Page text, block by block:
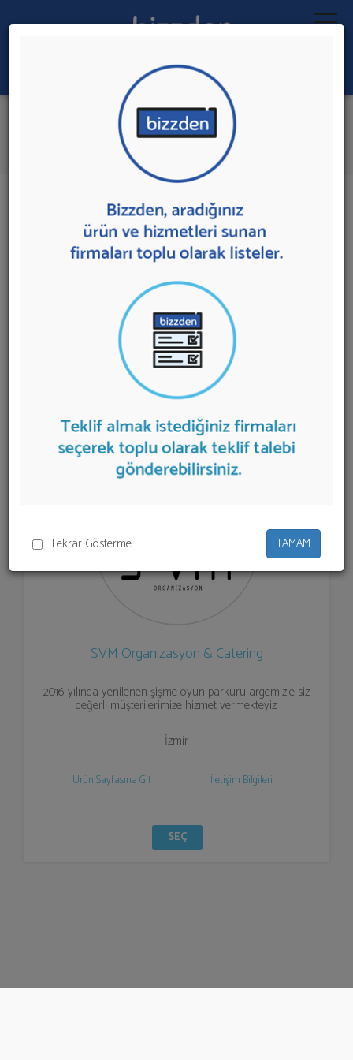
Tekrar Gösterme TAMAM
Ara:
Şişme Oyun Parkuru Kiralama
İlk 1 Firmadan Teklif İste
1 sonuç bulundu.
Şişme Oyun Parkuru Kiralama
sunan firmalar
aşağıda listelenmektedir.Şişme Oyun Parkuru
teklifi almak için listeden seçim yapıp ya da "İlk
5 Firmadan Teklif İste" kısmından toplu olarak teklif
talebinizi firmalara aktarabilirsiniz.
SVM Organizasyon & Catering
2016 yılında yenilenen şişme oyun parkuru argemizle siz
değerli müşterilerimize hizmet vermekteyiz.
İzmir
Ürün Sayfasına Git İletişim Bilgileri
SEÇ